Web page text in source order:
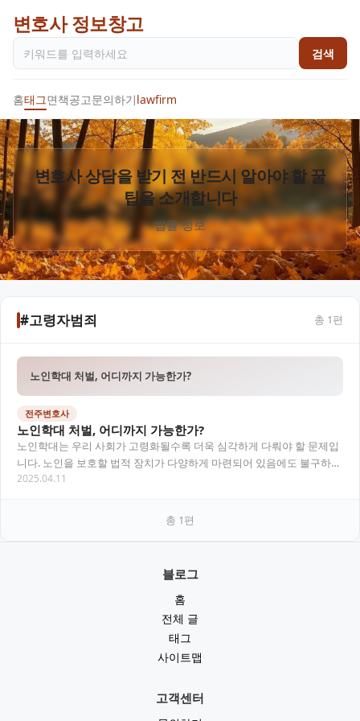
변호사 정보창고
검색
홈태그면책공고문의하기lawfirm
변호사 상담을 받기 전 반드시 알아야 할 꿀
팁을 소개합니다
법률 정보
#고령자범죄 총 1편
노인학대 처벌, 어디까지 가능한가?
전주변호사
노인학대 처벌, 어디까지 가능한가?
노인학대는 우리 사회가 고령화될수록 더욱 심각하게 다뤄야 할 문제입
니다. 노인을 보호할 법적 장치가 다양하게 마련되어 있음에도 불구하
고, 현실에서는 여전히 많은 노인들이 신체적·정…
2025.04.11
총 1편
블로그
홈
전체 글
태그
사이트맵
고객센터